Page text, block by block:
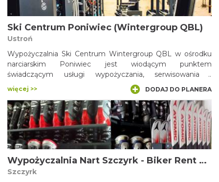
Ski Centrum Poniwiec (Wintergroup QBL)
Ustroń
Wypożyczalnia Ski Centrum Wintergroup QBL w ośrodku
narciarskim Poniwiec jest wiodącym punktem
świadczącym usługi wypożyczania, serwisowania i
przechowywania sprzętu zimowego oraz prowadzącym
szkołę narciarską w tymże ośrodku.
więcej >> DODAJ DO PLANERA
Wypożyczalnia Nart Szczyrk - Biker Rent Ski
Szczyrk